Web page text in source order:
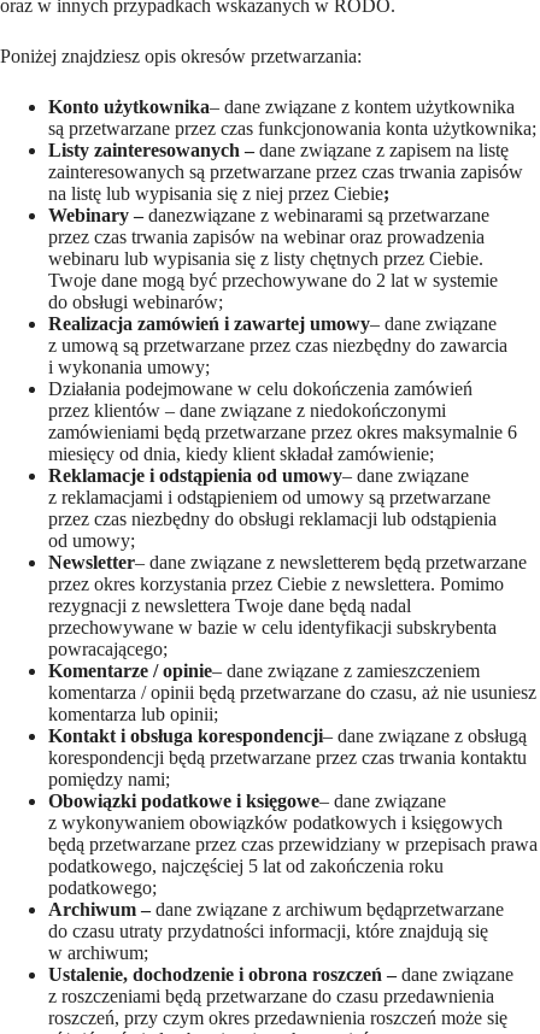
oraz w innych przypadkach wskazanych w RODO.
Poniżej znajdziesz opis okresów przetwarzania:
Konto użytkownika– dane związane z kontem użytkownika
są przetwarzane przez czas funkcjonowania konta użytkownika;
Listy zainteresowanych –dane związane z zapisem na listę
zainteresowanych są przetwarzane przez czas trwania zapisów
na listę lub wypisania się z niej przez Ciebie;
Webinary –danezwiązane z webinarami są przetwarzane
przez czas trwania zapisów na webinar oraz prowadzenia
webinaru lub wypisania się z listy chętnych przez Ciebie.
Twoje dane mogą być przechowywane do 2 lat w systemie
do obsługi webinarów;
Realizacja zamówień i zawartej umowy– dane związane
z umową są przetwarzane przez czas niezbędny do zawarcia
i wykonania umowy;
Działania podejmowane w celu dokończenia zamówień
przez klientów – dane związane z niedokończonymi
zamówieniami będą przetwarzane przez okres maksymalnie 6
miesięcy od dnia, kiedy klient składał zamówienie;
Reklamacje i odstąpienia od umowy– dane związane
z reklamacjami i odstąpieniem od umowy są przetwarzane
przez czas niezbędny do obsługi reklamacji lub odstąpienia
od umowy;
Newsletter– dane związane z newsletterem będą przetwarzane
przez okres korzystania przez Ciebie z newslettera. Pomimo
rezygnacji z newslettera Twoje dane będą nadal
przechowywane w bazie w celu identyfikacji subskrybenta
powracającego;
Komentarze / opinie– dane związane z zamieszczeniem
komentarza / opinii będą przetwarzane do czasu, aż nie usuniesz
komentarza lub opinii;
Kontakt i obsługa korespondencji– dane związane z obsługą
korespondencji będą przetwarzane przez czas trwania kontaktu
pomiędzy nami;
Obowiązki podatkowe i księgowe– dane związane
z wykonywaniem obowiązków podatkowych i księgowych
będą przetwarzane przez czas przewidziany w przepisach prawa
podatkowego, najczęściej 5 lat od zakończenia roku
podatkowego;
Archiwum –dane związane z archiwum będąprzetwarzane
do czasu utraty przydatności informacji, które znajdują się
w archiwum;
Ustalenie, dochodzenie i obrona roszczeń –dane związane
z roszczeniami będą przetwarzane do czasu przedawnienia
roszczeń, przy czym okres przedawnienia roszczeń może się